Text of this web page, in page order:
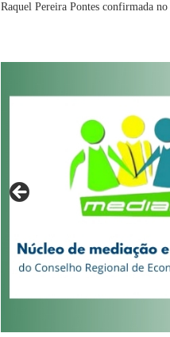
Raquel Pereira Pontes confirmada